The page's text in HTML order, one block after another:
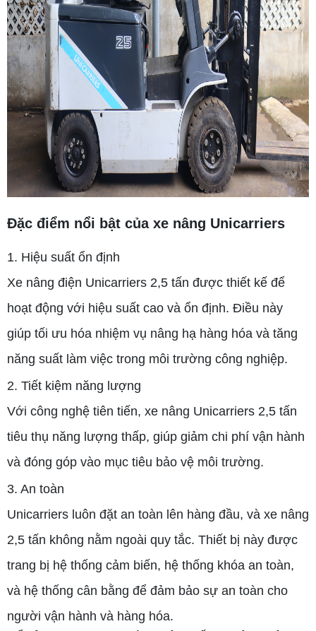
Đặc điểm nổi bật của xe nâng Unicarriers
1. Hiệu suất ổn định
Xe nâng điện Unicarriers 2,5 tấn được thiết kế để
hoạt động với hiệu suất cao và ổn định. Điều này
giúp tối ưu hóa nhiệm vụ nâng hạ hàng hóa và tăng
năng suất làm việc trong môi trường công nghiệp.
2. Tiết kiệm năng lượng
Với công nghệ tiên tiến, xe nâng Unicarriers 2,5 tấn
tiêu thụ năng lượng thấp, giúp giảm chi phí vận hành
và đóng góp vào mục tiêu bảo vệ môi trường.
3. An toàn
Unicarriers luôn đặt an toàn lên hàng đầu, và xe nâng
2,5 tấn không nằm ngoài quy tắc. Thiết bị này được
trang bị hệ thống cảm biến, hệ thống khóa an toàn,
và hệ thống cân bằng để đảm bảo sự an toàn cho
người vận hành và hàng hóa.